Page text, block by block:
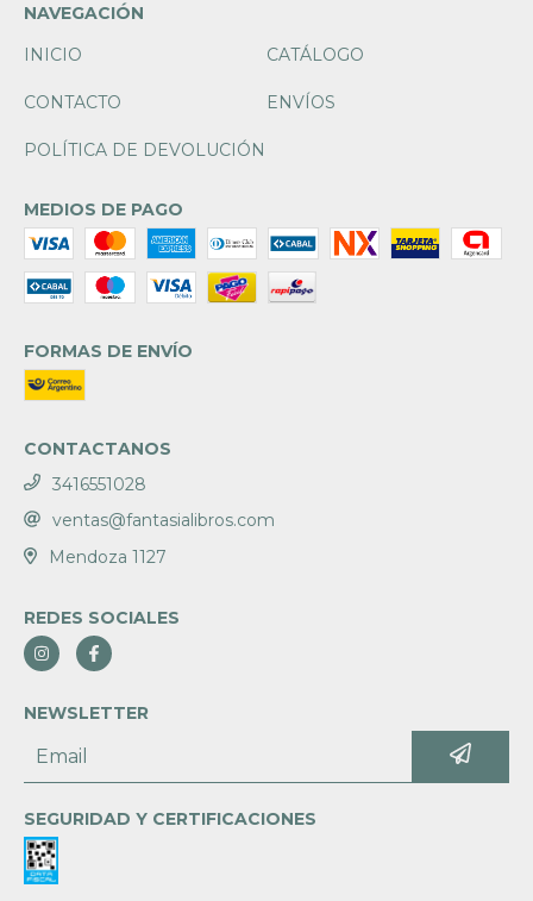
NAVEGACIÓN
INICIO
CATÁLOGO
CONTACTO ENVÍOS
POLÍTICA DE DEVOLUCIÓN
MEDIOS DE PAGO
FORMAS DE ENVÍO
CONTACTANOS
3416551028
ventas@fantasialibros.com
Mendoza 1127
REDES SOCIALES
NEWSLETTER
SEGURIDAD Y CERTIFICACIONES